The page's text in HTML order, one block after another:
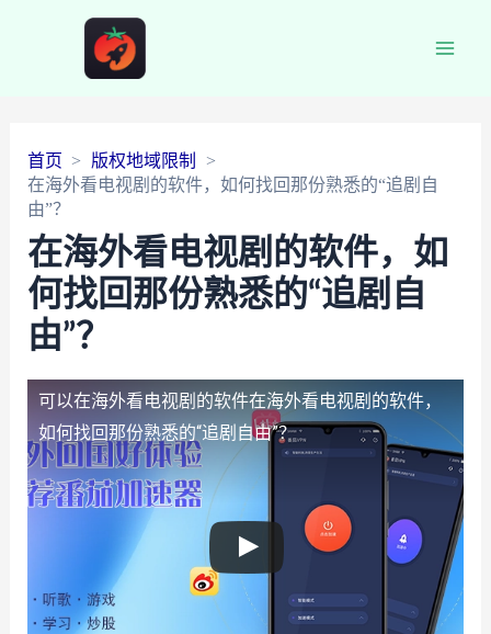
首页
版权地域限制
在海外看电视剧的软件，如何找回那份熟悉的“追剧自
由”？
在海外看电视剧的软件，如
何找回那份熟悉的“追剧自
由”？
可以在海外看电视剧的软件在海外看电视剧的软件，
如何找回那份熟悉的“追剧自由”？